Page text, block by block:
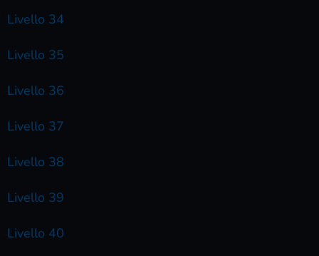
Livello 34
Livello 35
Livello 36
Livello 37
Livello 38
Livello 39
Livello 40